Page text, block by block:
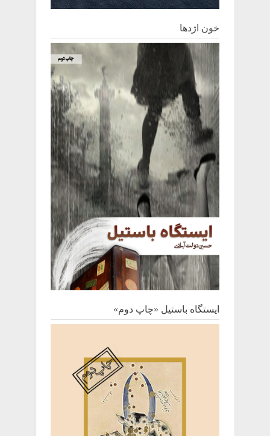
خون اژدها
ایستگاه باستیل «چاپ دوم»